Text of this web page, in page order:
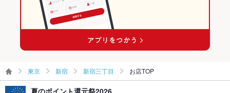
プロジェクター、スクリーン、マイク、その他、お気軽にご相
談ください。
その他
飲み放題 あり
食べ放題 なし
カクテル充実、焼酎充実、日本酒充実、ワイン充実
東京 新宿 新宿三丁目 お店TOP
夏のポイント還元祭2026